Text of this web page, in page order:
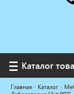
Каталог
Каталог
Главная Каталог